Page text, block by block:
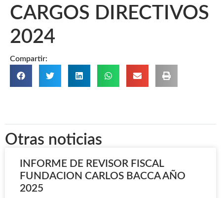
CARGOS DIRECTIVOS
2024
Compartir:
Otras noticias
INFORME DE REVISOR FISCAL
FUNDACION CARLOS BACCA AÑO
2025